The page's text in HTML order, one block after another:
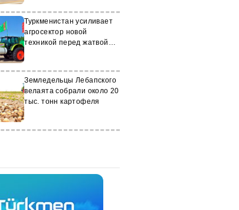
Туркменистан усиливает
агросектор новой
техникой перед жатвой
Земледельцы Лебапского
велаята собрали около 20
тыс. тонн картофеля